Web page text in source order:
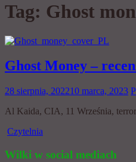
Tag: Ghost
Ghost Money –
28 sierpnia, 202210 marca, 2023
Al Kaida, CIA, 11 Września,
Czytelnia
Wilki w social mediach